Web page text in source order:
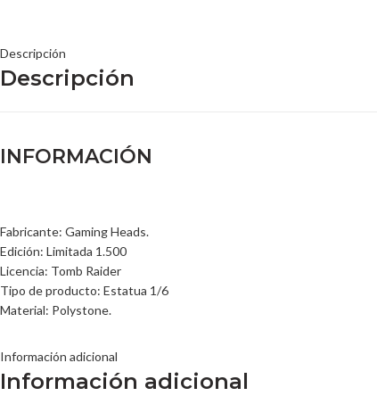
Descripción
Descripción
INFORMACIÓN
Fabricante: Gaming Heads.
Edición: Limitada 1.500
Licencia: Tomb Raider
Tipo de producto: Estatua 1/6
Material: Polystone.
Información adicional
Información adicional